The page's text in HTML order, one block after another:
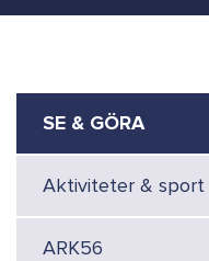
SE & GÖRA
Aktiviteter & sport
ARK56